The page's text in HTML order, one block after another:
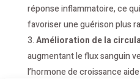
réponse inflammatoire, ce
favoriser une guérison plus
Amélioration de la
augmentant le flux sanguin
l’hormone de croissance